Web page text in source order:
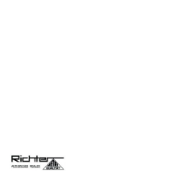
NAZWA
PRODUCENTA: